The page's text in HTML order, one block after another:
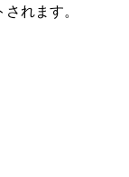
れます。